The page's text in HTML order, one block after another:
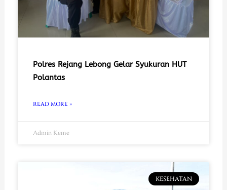
Polres Rejang Lebong Gelar Syukuran HUT
Polantas
READ MORE »
Admin Keme
KESEHATAN